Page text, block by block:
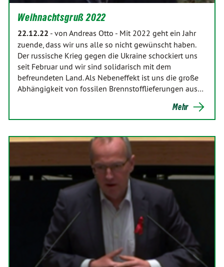
Weihnachtsgruß 2022
22.12.22 - von Andreas Otto - Mit 2022 geht ein Jahr
zuende, dass wir uns alle so nicht gewünscht haben.
Der russische Krieg gegen die Ukraine schockiert uns
seit Februar und wir sind solidarisch mit dem
befreundeten Land. Als Nebeneffekt ist uns die große
Abhängigkeit von fossilen Brennstofflieferungen aus…
Mehr